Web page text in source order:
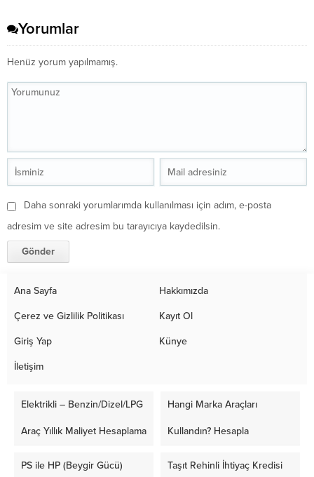
Karşılaştırma
Yorumlar
Henüz yorum yapılmamış.
Daha sonraki yorumlarımda kullanılması için adım, e-posta
adresim ve site adresim bu tarayıcıya kaydedilsin.
Ana Sayfa Hakkımızda
Çerez ve Gizlilik Politikası Kayıt Ol
Giriş Yap Künye
İletişim
Elektrikli – Benzin/Dizel/LPG
Araç Yıllık Maliyet Hesaplama
Hangi Marka Araçları
Kullandın? Hesapla
PS ile HP (Beygir Gücü) Taşıt Rehinli İhtiyaç Kredisi